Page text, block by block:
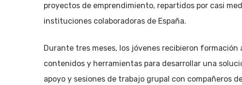
proyectos de emprendimiento, repartidos por casi
instituciones colaboradoras de España.
Durante tres meses, los jóvenes recibieron
contenidos y herramientas para desarrollar una
apoyo y sesiones de trabajo grupal con compañeros